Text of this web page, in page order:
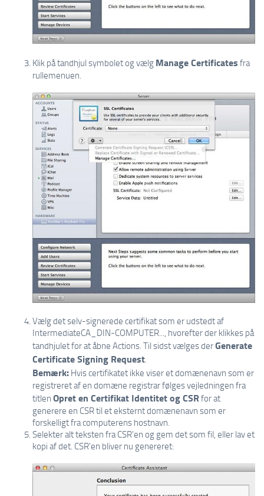
Klik på tandhjul symbolet og vælg Manage Certificates fra
rullemenuen.
Vælg det selv-signerede certifikat som er udstedt af
IntermediateCA_DIN-COMPUTER..., hvorefter der klikkes på
tandhjulet for at åbne Actions. Til sidst vælges derGenerate
Certificate Signing Request
Bemærk: Hvis certifikatet ikke viser et domænenavn som er
registreret af en domæne registrar følges vejledningen fra
titlen Opret en Certifikat Identitet og CSRfor at
generere en CSR til et eksternt domænenavn som er
forskelligt fra computerens hostnavn.
Selekter alt teksten fra CSR'en og gem det som fil, eller lav et
kopi af det. CSR'en bliver nu genereret: